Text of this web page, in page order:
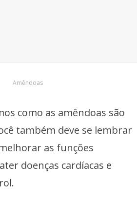
Amêndoas
como as amêndoas são
também deve se lembrar
as funções
doenças cardíacas e